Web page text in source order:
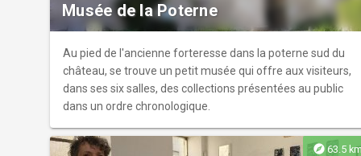
Musée de la Poterne
Au pied de l'ancienne forteresse dans la poterne sud du
château, se trouve un petit musée qui offre aux visiteurs,
dans ses six salles, des collections présentées au public
dans un ordre chronologique.
explore 63.5